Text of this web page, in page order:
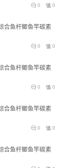
0
0
合鱼杆鲫鱼竿碳素
0
0
合鱼杆鲫鱼竿碳素
0
0
合鱼杆鲫鱼竿碳素
0
0
合鱼杆鲫鱼竿碳素